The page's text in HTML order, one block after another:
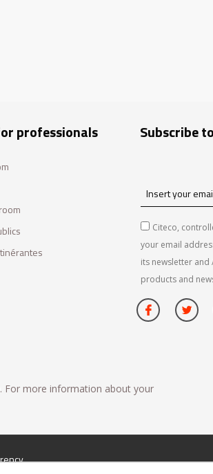
professionals Subscribe
Insert
your
emailCiteco,
your email
its newsletter
products and
For more information about your